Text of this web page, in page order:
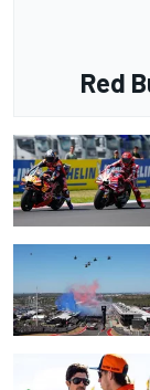
Red